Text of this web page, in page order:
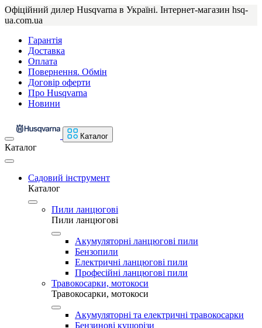
Офіційний дилер Husqvarna в Україні. Інтернет-магазин hsq-
ua.com.ua
Гарантія
Доставка
Оплата
Повернення. Обмін
Договір оферти
Про Husqvarna
Новини
Каталог
Каталог
Садовий інструмент
Каталог
Пили ланцюгові
Пили ланцюгові
Акумуляторні ланцюгові пили
Бензопили
Електричні ланцюгові пили
Професійні ланцюгові пили
Травокосарки, мотокоси
Травокосарки, мотокоси
Акумуляторні та електричні травокосарки
Бензинові кущорізи